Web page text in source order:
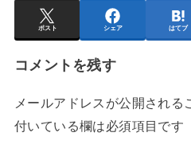
ポスト シェア はてブ
コメントを残す
メールアドレスが公開される
付いている欄は必須項目です